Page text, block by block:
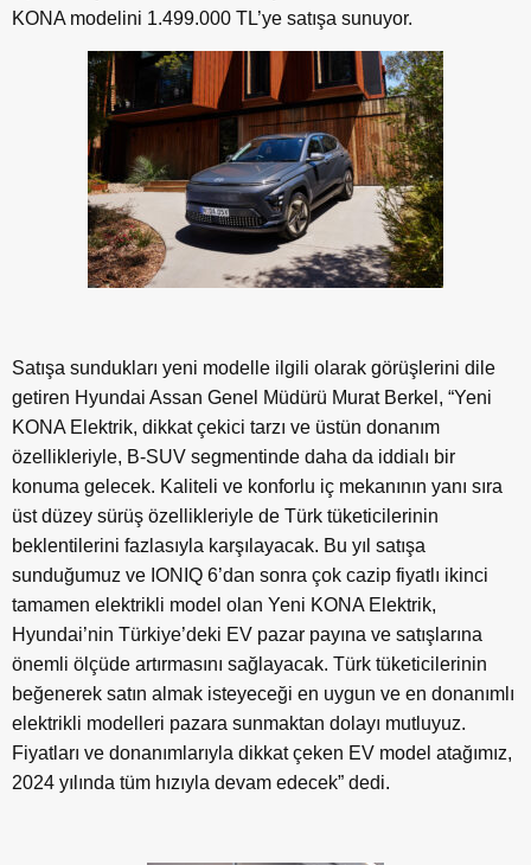
KONA modelini 1.499.000 TL’ye satışa sunuyor.
Satışa sundukları yeni modelle ilgili olarak görüşlerini dile
getiren Hyundai Assan Genel Müdürü Murat Berkel, “Yeni
KONA Elektrik, dikkat çekici tarzı ve üstün donanım
özellikleriyle, B-SUV segmentinde daha da iddialı bir
konuma gelecek. Kaliteli ve konforlu iç mekanının yanı sıra
üst düzey sürüş özellikleriyle de Türk tüketicilerinin
beklentilerini fazlasıyla karşılayacak. Bu yıl satışa
sunduğumuz ve IONIQ 6’dan sonra çok cazip fiyatlı ikinci
tamamen elektrikli model olan Yeni KONA Elektrik,
Hyundai’nin Türkiye’deki EV pazar payına ve satışlarına
önemli ölçüde artırmasını sağlayacak. Türk tüketicilerinin
beğenerek satın almak isteyeceği en uygun ve en donanımlı
elektrikli modelleri pazara sunmaktan dolayı mutluyuz.
Fiyatları ve donanımlarıyla dikkat çeken EV model atağımız,
2024 yılında tüm hızıyla devam edecek” dedi.